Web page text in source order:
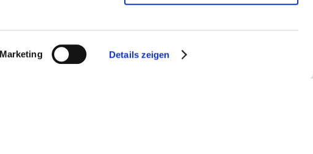
Marketing Details zeigen